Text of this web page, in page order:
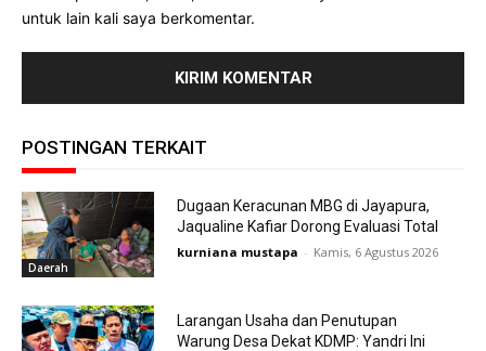
untuk lain kali saya berkomentar.
POSTINGAN TERKAIT
Daerah
Dugaan Keracunan MBG di Jayapura,
Jaqualine Kafiar Dorong Evaluasi Total
kurniana mustapa - Kamis, 6 Agustus 2026
Larangan Usaha dan Penutupan
Warung Desa Dekat KDMP: Yandri Ini